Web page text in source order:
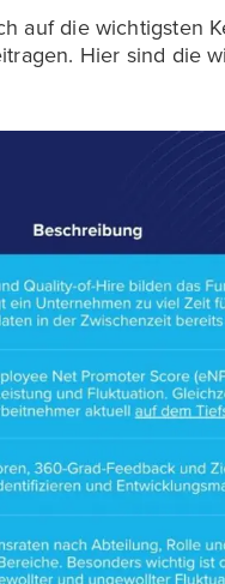
auf die wichtigsten
Hier sind die